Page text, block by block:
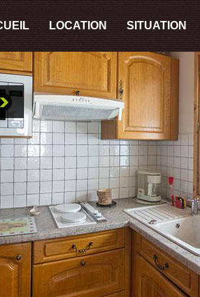
LOCATION SITUATION